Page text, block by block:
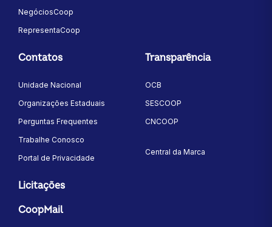
NegóciosCoop
RepresentaCoop
Contatos
Unidade Nacional
Organizações Estaduais
Perguntas Frequentes
Trabalhe Conosco
Portal de Privacidade
Transparência
OCB
SESCOOP
CNCOOP
Central da Marca
Licitações
CoopMail